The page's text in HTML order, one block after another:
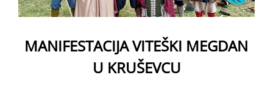
MANIFESTACIJA VITEŠKI MEGDAN
U KRUŠEVCU